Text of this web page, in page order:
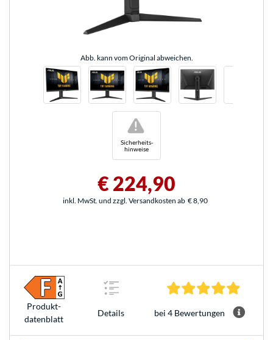
Abb. kann vom Original abweichen.
Sicherheits-
hinweise
!
€ 224,90
inkl. MwSt. und zzgl. Versandkosten ab € 8,90
Produkt­
datenblatt
Details
5.0
bei 4 Bewertungen